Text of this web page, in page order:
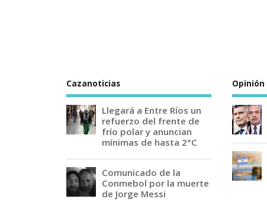
Cazanoticias
Llegará a Entre Ríos un
refuerzo del frente de
frío polar y anuncian
mínimas de hasta 2°C
Comunicado de la
Conmebol por la muerte
de Jorge Messi
Opinión